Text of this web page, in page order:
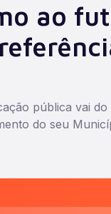
ao
pública vai
do seu